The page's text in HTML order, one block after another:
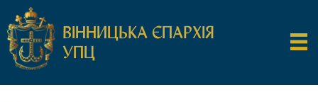
ВІННИЦЬКА ЄПАРХІЯ
УПЦ